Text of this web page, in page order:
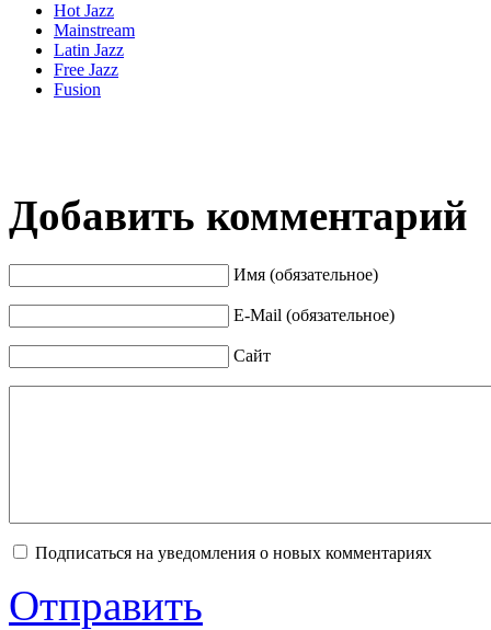
Hot Jazz
Mainstream
Latin Jazz
Free Jazz
Fusion
Добавить комментарий
Имя (обязательное)
E-Mail (обязательное)
Сайт
Подписаться на уведомления о новых комментариях
Отправить